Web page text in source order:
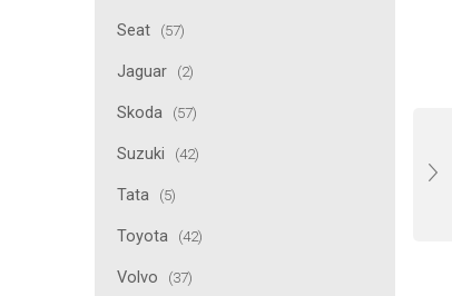
Seat (57)
Jaguar (2)
Skoda (57)
Suzuki (42)
Tata (5)
Toyota (42)
Volvo (37)